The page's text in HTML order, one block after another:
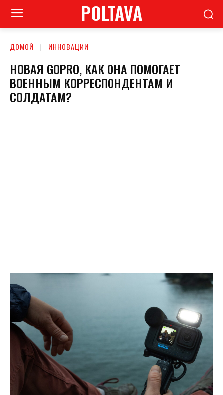
POLTAVA
ДОМОЙ ИННОВАЦИИ
НОВАЯ GOPRO, КАК ОНА ПОМОГАЕТ
ВОЕННЫМ КОРРЕСПОНДЕНТАМ И
СОЛДАТАМ?